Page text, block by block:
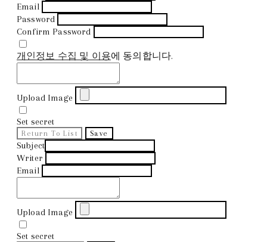
Email
Password
Confirm Password
개인정보 수집 및 이용에 동의합니다.
Upload Image
Set secret
Return To List Save
Subject
Writer
Email
Upload Image
Set secret